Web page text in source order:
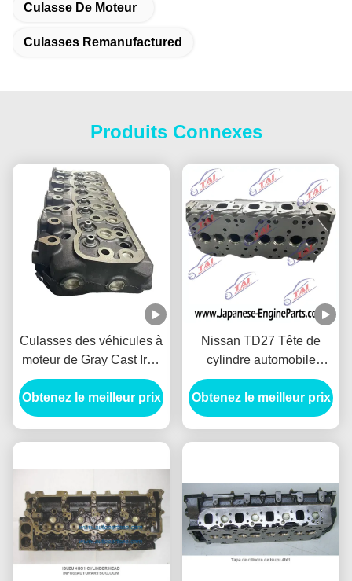
Culasse De Moteur
Culasses Remanufactured
Produits Connexes
Culasses des véhicules à
moteur de Gray Cast Iron
4D31 pour Mitsubishi
Fuso
Obtenez le meilleur prix
Nissan TD27 Tête de
cylindre automobile
certifié ISO9001 TS16949
Obtenez le meilleur prix